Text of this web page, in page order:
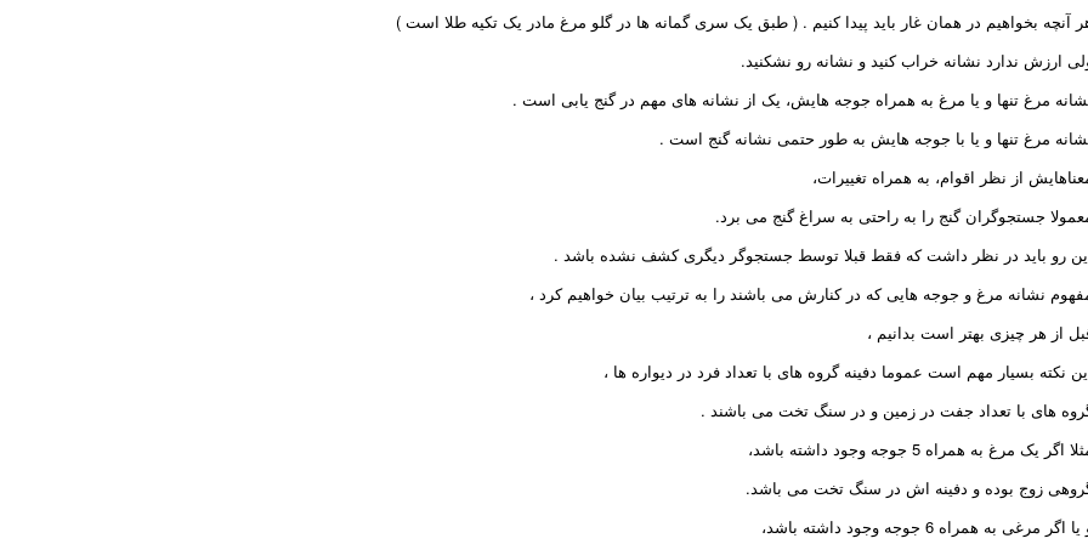
آنچه بخواهیم در همان غار باید پیدا کنیم . ( طبق یک سری گمانه ها در گلو مرغ مادر یک تکیه طلا است )
ارزش ندارد نشانه خراب کنید و نشانه رو نشکنید.
مرغ تنها و یا مرغ به همراه جوجه هایش، یک از نشانه های مهم در گنج یابی است .
مرغ تنها و یا با جوجه هایش به طور حتمی نشانه گنج است .
از نظر اقوام، به همراه تغییرات،
جستجوگران گنج را به راحتی به سراغ گنج می برد.
رو باید در نظر داشت که فقط قبلا توسط جستجوگر دیگری کشف نشده باشد .
نشانه مرغ و جوجه هایی که در کنارش می باشند را به ترتیب بیان خواهیم کرد ،
از هر چیزی بهتر است بدانیم ،
نکته بسیار مهم است عموما دفینه گروه های با تعداد فرد در دیواره ها ،
های با تعداد جفت در زمین و در سنگ تخت می باشند .
اگر یک مرغ به همراه 5 جوجه وجود داشته باشد،
زوج بوده و دفینه اش در سنگ تخت می باشد.
اگر مرغی به همراه 6 جوجه وجود داشته باشد،